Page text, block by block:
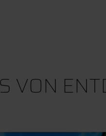
VON